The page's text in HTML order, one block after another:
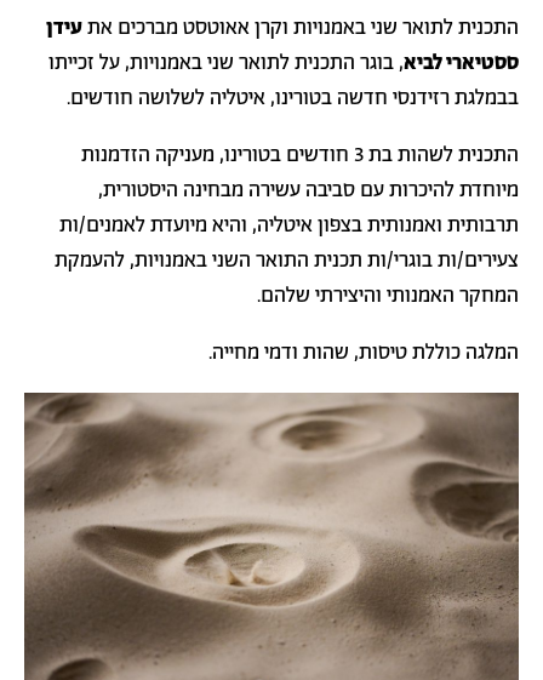
התכנית לתואר שני באמנויות וקרן אאוטסט מברכים אתעידן
ססטיארי לביא, בוגר התכנית לתואר שני באמנויות, על זכייתו
בבמלגת רזידנסי חדשה בטורינו, איטליה לשלושה חודשים.
התכנית לשהות בת 3 חודשים בטורינו, מעניקה הזדמנות
מיוחדת להיכרות עם סביבה עשירה מבחינה היסטורית,
תרבותית ואמנותית בצפון איטליה, והיא מיועדת לאמנים/ות
צעירים/ות בוגרי/ות תכנית התואר השני באמנויות, להעמקת
המחקר האמנותי והיצירתי שלהם.
המלגה כוללת טיסות, שהות ודמי מחייה.